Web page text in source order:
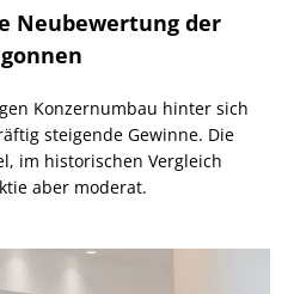
Neubewertung der
Konzernumbau hinter sich
steigende Gewinne. Die
im historischen Vergleich
aber moderat.